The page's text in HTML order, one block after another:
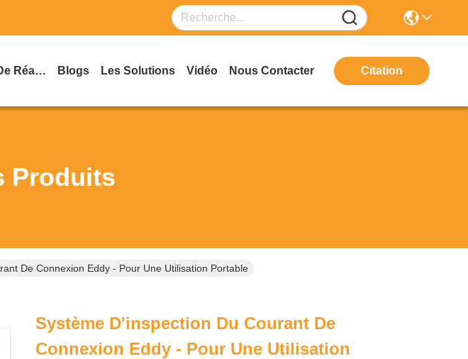
Spectacle De Réalité Virtuelle Blogs Les Solutions Vidéo Nous Contacter Citation
Produits
De Connexion Eddy - Pour Une Utilisation Portable
Système D'inspection Du Courant De
Connexion Eddy - Pour Une Utilisation